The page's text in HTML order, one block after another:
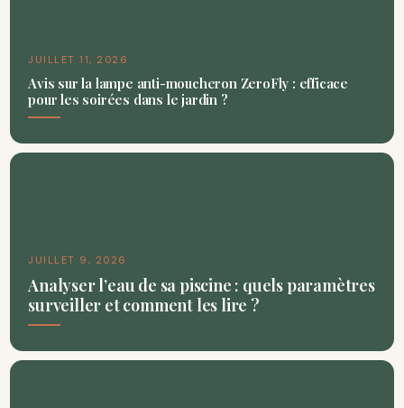
JUILLET 11, 2026
Avis sur la lampe anti-moucheron ZeroFly : efficace
pour les soirées dans le jardin ?
JUILLET 9, 2026
Analyser l’eau de sa piscine : quels paramètres
surveiller et comment les lire ?